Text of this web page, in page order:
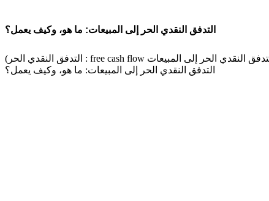
التدفق النقدي الحر إلى المبيعات: ما هو، وكيف يعمل؟
التدفق النقدي الحر إلى المبيعات: ما هو، وكيف يعمل؟